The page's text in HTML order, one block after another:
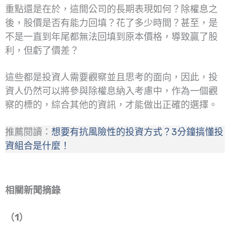
重點還是在於，這間公司的長期表現如何？除權息之
後，股價是否有能力回填？花了多少時間？甚至，是
不是一直到年尾都無法回填到原本價格，導致贏了股
利，但虧了價差？
這些都是投資人需要觀察並且思考的面向，因此，投
資人仍然可以將參與除權息納入考慮中，作為一個觀
察的標的，綜合其他的資訊，才能做出正確的選擇。
推薦閱讀： 想要有抗風險性的投資方式？3分鐘搞懂投
資組合是什麼！
相關新聞摘錄
（1）